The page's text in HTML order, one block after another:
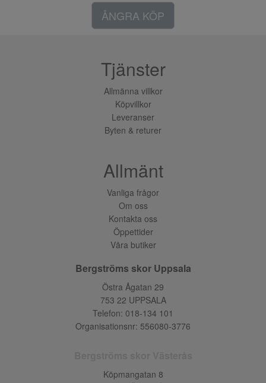
ÅNGRA KÖP
Tjänster
Allmänna villkor
Köpvillkor
Leveranser
Byten & returer
Allmänt
Vanliga frågor
Om oss
Kontakta oss
Öppettider
Våra butiker
Bergströms skor Uppsala
Östra Ågatan 29
753 22 UPPSALA
Telefon: 018-134 101
Organisationsnr: 556080-3776
Köpmangatan 8